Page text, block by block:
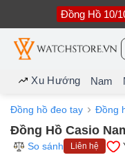
nội
dung
Đồng Hồ 10/
Xu Hướng Nam
Đồng hồ đeo tay Đồng
Đồng Hồ Casio
So sánh
Liên hệ